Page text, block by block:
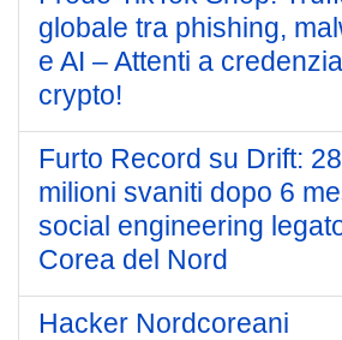
globale tra phishing,
e AI – Attenti a
crypto!
Furto Record su Drift:
milioni svaniti dopo 6
social engineering
Corea del Nord
Hacker Nordcoreani